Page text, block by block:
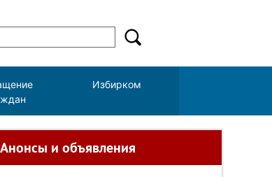
Избирком
Анонсы и объявления